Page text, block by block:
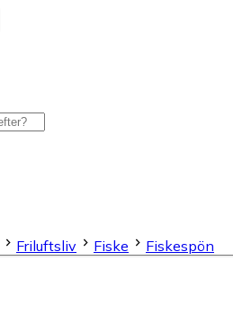
Friluftsliv Fiske Fiskespön